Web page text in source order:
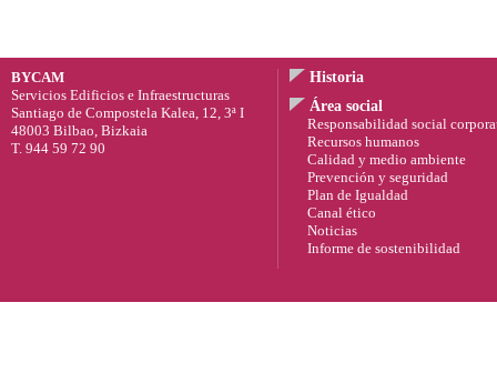
BYCAM
Servicios Edificios e Infraestructuras
Santiago de Compostela Kalea, 12, 3ª I
48003 Bilbao, Bizkaia
T. 944 59 72 90
Historia
Área social
Responsabilidad social
Recursos humanos
Calidad y medio ambiente
Prevención y seguridad
Plan de Igualdad
Canal ético
Noticias
Informe de sostenibilidad